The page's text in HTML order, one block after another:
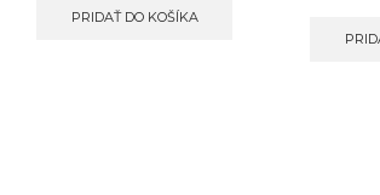
PRIDAŤ DO KOŠÍKA